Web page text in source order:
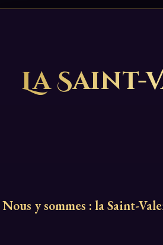
La
Nous y sommes : la Saint-